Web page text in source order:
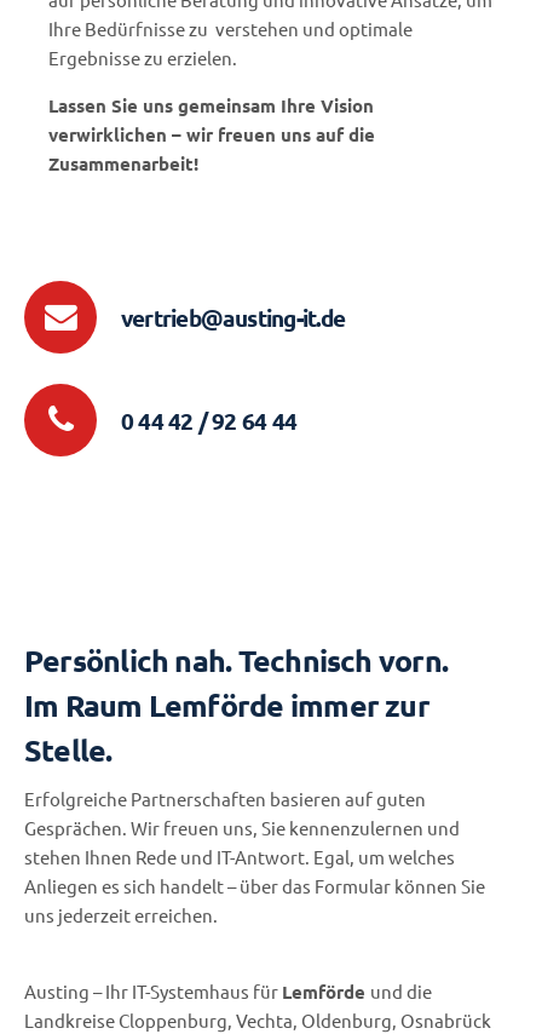
Ihre Bedürfnisse zu verstehen und optimale
Ergebnisse zu erzielen.
Lassen Sie uns gemeinsam Ihre Vision
verwirklichen – wir freuen uns auf die
Zusammenarbeit!
vertrieb@austing-it.de
0 44 42 / 92 64 44
Persönlich nah. Technisch vorn.
Im Raum Lemförde immer zur
Stelle.
Erfolgreiche Partnerschaften basieren auf guten
Gesprächen. Wir freuen uns, Sie kennenzulernen und
stehen Ihnen Rede und IT-Antwort. Egal, um welches
Anliegen es sich handelt – über das Formular können Sie
uns jederzeit erreichen.
Austing – Ihr IT-Systemhaus für Lemförde und die
Landkreise Cloppenburg, Vechta, Oldenburg, Osnabrück